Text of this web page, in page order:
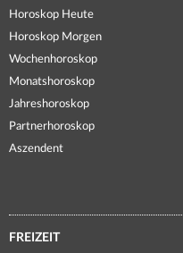
Horoskop Heute
Horoskop Morgen
Wochenhoroskop
Monatshoroskop
Jahreshoroskop
Partnerhoroskop
Aszendent
FREIZEIT